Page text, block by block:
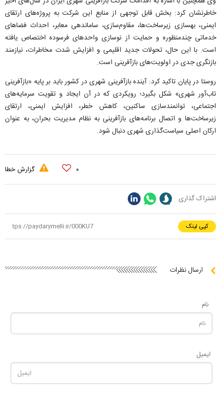
خاطرنشان کرد: بخش قابل توجهی از منابع این شرکت به پروژه‌های ارتقای
ایمنی، بهسازی زیرساخت‌ها، مقاوم‌سازی، ساماندهی معابر، احداث فضا‌های
خدماتی چندمنظوره و حمایت از نوسازی واحد‌های فرسوده اختصاص یافته
است. با این حال، تحولات جدید اقلیمی و افزایش شدت مخاطرات، نیازمند
بازنگری جدی در اولویت‌های بازآفرینی است.
روستا در پایان تاکید کرد: آینده بازآفرینی شهری در کشور باید بر پایه «بازآفرینی
تاب‌آور شهری» شکل بگیرد؛ رویکردی که در آن ایجاد و تقویت سرمایه‌های
اجتماعی، توانمندسازی ساکنین، کاهش خطر، افزایش ایمنی، ارتقای
زیرساخت‌ها و اتصال برنامه‌های بازآفرینی به نظام مدیریت بحران، به عنوان
ارکان اصلی سیاست‌گذاری شهری دنبال شود.
۰ گزارش خطا
اشتراک گذاری
کپی لینک
ارسال نظرات
نام
ایمیل